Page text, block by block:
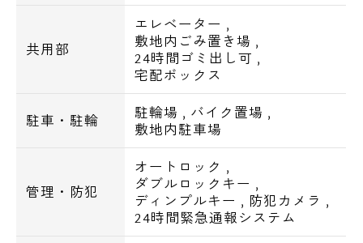
■浴室乾燥機
■ウォシュレット
■ハンドシャワー付洗面台
共用部
エレベーター ,
敷地内ごみ置き場 ,
24時間ゴミ出し可 ,
宅配ボックス
駐車・駐輪 駐輪場 , バイク置場 ,
敷地内駐車場
管理・防犯
オートロック ,
ダブルロックキー ,
ディンプルキー , 防犯カメラ ,
24時間緊急通報システム